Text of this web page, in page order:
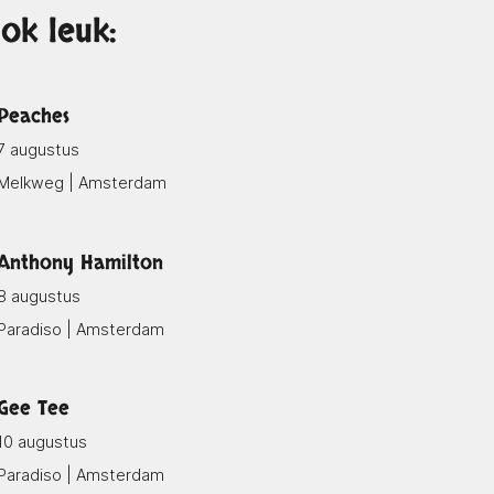
leuk:
augustus
| Amsterdam
Hamilton
augustus
| Amsterdam
Tee
augustus
| Amsterdam